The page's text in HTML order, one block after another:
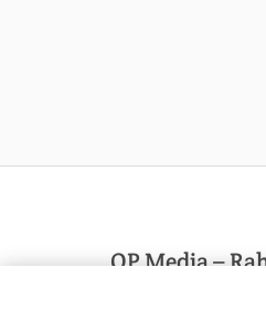
OP Media –